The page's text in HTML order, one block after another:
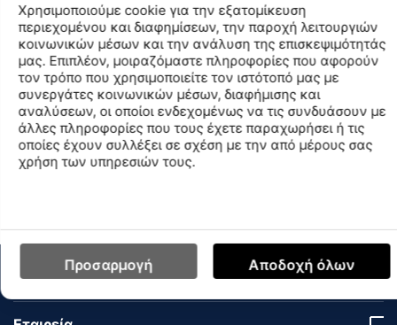
Κωδικός Χρώματος
100
Περιγραφή Χρώματος
ΛΕΥΚΟ
Φύλο
ΓΥΝΑΙΚΑ
Σύνθεση
JACQUARD FABRIC
Find similar
Ο Λογαριασμός μου
Χρησιμοποιούμε cookie για την εξατομίκευση
περιεχομένου και διαφημίσεων, την παροχή λειτουργιών
κοινωνικών μέσων και την ανάλυση της επισκεψιμότητάς
μας. Επιπλέον, μοιραζόμαστε πληροφορίες που αφορούν
τον τρόπο που χρησιμοποιείτε τον ιστότοπό μας με
συνεργάτες κοινωνικών μέσων, διαφήμισης και
αναλύσεων, οι οποίοι ενδεχομένως να τις συνδυάσουν με
άλλες πληροφορίες που τους έχετε παραχωρήσει ή τις
οποίες έχουν συλλέξει σε σχέση με την από μέρους σας
χρήση των υπηρεσιών τους.
Προσαρμογή Αποδοχή όλων